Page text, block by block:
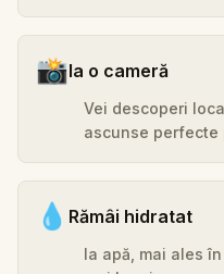
📸Ia o cameră
Vei descoperi
ascunse perfecte
💧 Rămâi hidratat
Ia apă, mai ales